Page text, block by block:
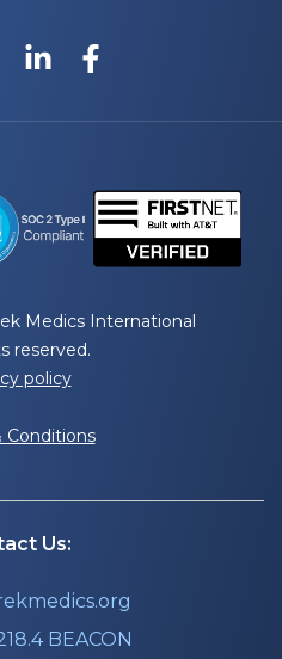
Medics International
reserved.
policy
Conditions
Us:
BEACON